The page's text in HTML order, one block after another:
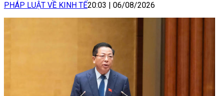
PHÁP LUẬT VỀ KINH TẾ20:03 06/08/2026